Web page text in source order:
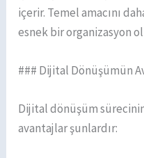
içerir. Temel amacını
esnek bir organizasyon
### Dijital Dönüşümün
Dijital dönüşüm
avantajlar şunlardır: